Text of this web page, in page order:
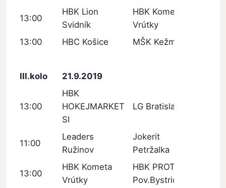
13:00
HBK Lion
Svidník
HBK Kometa
Vrútky
13:00
HBC Košice MŠK Kežmarok
III.kolo 21.9.2019
13:00
HBK
HOKEJMARKET
SI
LG Bratislava
11:00
Leaders
Ružinov
Jokerit
Petržalka
13:00
HBK Kometa
Vrútky
HBK PROTEF
Pov.Bystrica